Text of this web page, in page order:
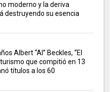
moderno y la deriva
destruyendo su esencia
Albert “Al” Beckles, “El
que compitió en 13
títulos a los 60